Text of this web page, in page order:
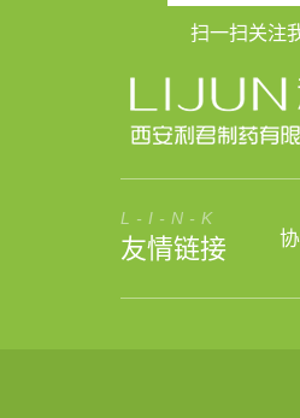
扫一扫关注
L-I-N-K
友情链接